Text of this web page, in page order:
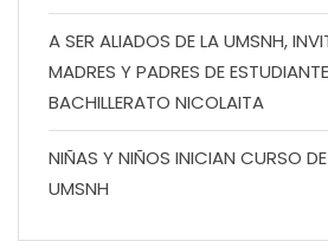
A SER ALIADOS DE LA UMSNH,
MADRES Y PADRES DE
BACHILLERATO NICOLAITA
NIÑAS Y NIÑOS INICIAN CURSO
UMSNH